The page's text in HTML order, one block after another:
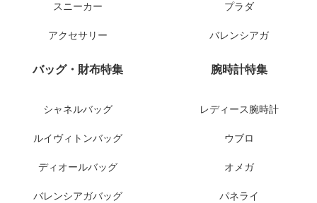
スニーカー
アクセサリー
プラダ
バレンシアガ
バッグ・財布特集
シャネルバッグ
ルイヴィトンバッグ
ディオールバッグ
バレンシアガバッグ
腕時計特集
レディース腕時計
ウブロ
オメガ
パネライ